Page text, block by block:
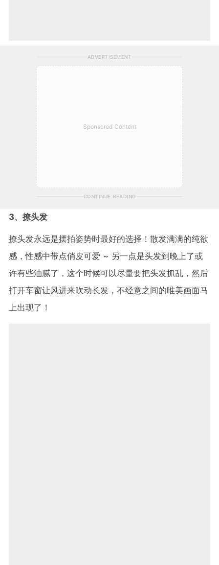
ADVERTISEMENT
Sponsored Content
CONTINUE READING
3、撩头发
撩头发永远是摆拍姿势时最好的选择！散发满满的纯欲
感，性感中带点俏皮可爱 ~ 另一点是头发到晚上了或
许有些油腻了，这个时候可以尽量要把头发抓乱，然后
打开车窗让风进来吹动长发，不经意之间的唯美画面马
上出现了！